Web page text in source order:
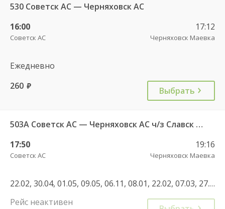
530 Советск АС — Черняховск АС
16:00
Советск АС
17:12
Черняховск Маевка
Ежедневно
260 руб. Выбрать
503А Советск АС — Черняховск АС ч/з Славск КДП, Большаково п.
17:50
Советск АС
19:16
Черняховск Маевка
22.02, 30.04, 01.05, 09.05, 06.11, 08.01, 22.02, 07.03, 27.04, 01.05, 08.05, 12.05, 03.05, 05.05, 12.06, 11.06, 02.11, 04.11, 01.11, 08.01, 30.04, 07.05, 11.06, 01.11, 04.11
Рейс неактивен